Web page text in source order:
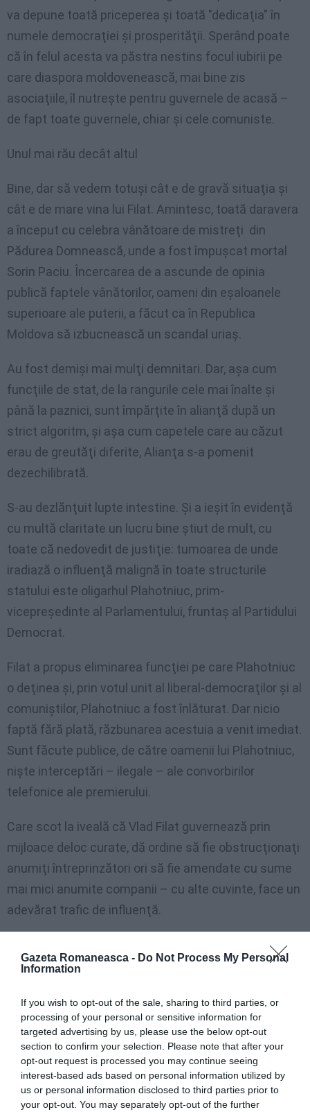
Gazeta Romaneasca - Do Not Process My Personal
Information
If you wish to opt-out of the sale, sharing to third parties, or
processing of your personal or sensitive information for
targeted advertising by us, please use the below opt-out
section to confirm your selection. Please note that after your
opt-out request is processed you may continue seeing
interest-based ads based on personal information utilized by
us or personal information disclosed to third parties prior to
your opt-out. You may separately opt-out of the further
va depune toată priceperea şi toată "dedicaţia" în
numele democraţiei şi prosperităţii. Sperând poate
că în felul acesta va păstra nestins focul iubirii pe
care diaspora moldovenească, mai bine zis
asociaţiile, îl nutreşte pentru guvernele de acasă –
de fapt toate guvernele, chiar şi cele comuniste.
Unul mai rău decât altul
Bine, dar să vedem totuşi cât e de gravă situaţia şi
cât e de mare vina lui Filat. Amintesc, toată daravera
a început cu celebra vânătoare de mistreţi din
Pădurea Domnească, unde a fost împuşcat mortal
Sorin Paciu. Încercarea de a ascunde de opinia
publică faptele vânătorilor, oameni din eşaloanele
superioare ale puterii, a făcut ca în Republica
Moldova să izbucnească un scandal uriaş.
Au fost demişi mai mulţi demnitari. Dar, aşa cum
funcţiile de stat, de la rangurile cele mai înalte şi
până la paznici, sunt împărţite în alianţă după un
strict algoritm, şi aşa cum capetele care au căzut
erau de greutăţi diferite, Alianţa s-a pomenit
dezechilibrată.
S-au dezlănţuit lupte intestine. Şi a ieşit în evidenţă
cu multă claritate un lucru bine ştiut de mult, cu
toate că nedovedit de justiţie: tumoarea de unde
iradiază o influenţă malignă în toate structurile
statului este oligarhul Plahotniuc, prim-
vicepreşedinte al Parlamentului, fruntaş al Partidului
Democrat.
Filat a propus eliminarea funcţiei pe care Plahotniuc
o deţinea şi, prin votul unit al liberal-democraţilor şi al
comuniştilor, Plahotniuc a fost înlăturat. Dar nicio
faptă fără plată, răzbunarea acestuia a venit imediat.
Sunt făcute publice, de către oamenii lui Plahotniuc,
nişte interceptări – ilegale – ale convorbirilor
telefonice ale premierului.
Care scot la iveală că Vlad Filat guvernează prin
mijloace deloc curate, dă ordine să fie obstrucţionaţi
anumiţi întreprinzători ori să fie amendate cu sume
mai mici anumite companii – cu alte cuvinte, face un
adevărat trafic de influenţă.
Publicarea interceptărilor dă o nouă putere învinuirilor
care pluteau de mult în aer că Filat are controlul
rând la propriul buzunar, fiind şi el unul din cei mai
bogaţi oameni ai Moldovei. Succesele sale sunt deci
uitate, i se aminteşte însă că nu a obţinut mare lucru
în dezrădăcinarea promisă a sărăciei şi în integrarea
europeană.